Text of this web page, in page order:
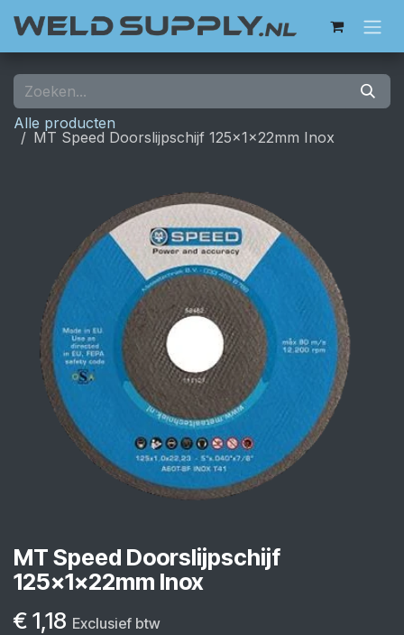
Alle producten
MT Speed Doorslijpschijf 125x1x22mm Inox
MT Speed Doorslijpschijf
125x1x22mm Inox
€ 1,18 Exclusief btw